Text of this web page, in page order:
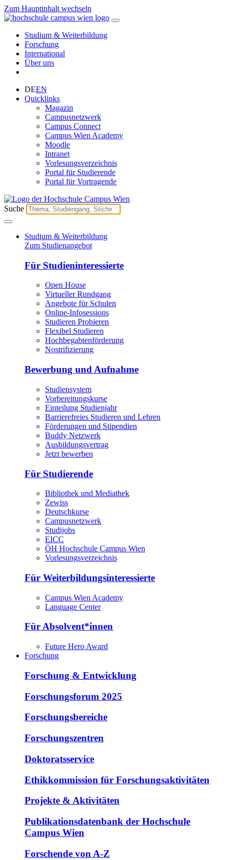
Zum Hauptinhalt wechseln
Studium & Weiterbildung
Forschung
International
Über uns
DEEN
Quicklinks
Magazin
Campusnetzwerk
Campus Connect
Campus Wien Academy
Moodle
Intranet
Vorlesungsverzeichnis
Portal für Studierende
Portal für Vortragende
Suche
Studium & Weiterbildung
Zum Studienangebot
Für Studieninteressierte
Open House
Virtueller Rundgang
Angebote für Schulen
Online-Infosessions
Studieren Probieren
Flexibel Studieren
Hochbegabtenförderung
Nostrifizierung
Bewerbung und Aufnahme
Studiensystem
Vorbereitungskurse
Einteilung Studienjahr
Barrierefreies Studieren und Lehren
Förderungen und Stipendien
Buddy Netzwerk
Ausbildungsvertrag
Jetzt bewerben
Für Studierende
Bibliothek und Mediathek
Zewiss
Deutschkurse
Campusnetzwerk
Studijobs
EICC
ÖH Hochschule Campus Wien
Vorlesungsverzeichnis
Für Weiterbildungsinteressierte
Campus Wien Academy
Language Center
Für Absolvent*innen
Future Hero Award
Forschung
Forschung & Entwicklung
Forschungsforum 2025
Forschungsbereiche
Forschungszentren
Doktoratsservice
Ethikkommission für Forschungsaktivitäten
Projekte & Aktivitäten
Publikationsdatenbank der Hochschule
Campus Wien
Forschende von A-Z